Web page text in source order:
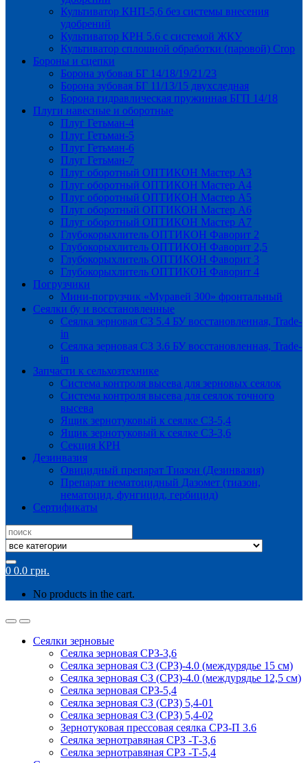
Культиватор КНП-5,6 без системы внесения
удобрений
Культиватор КРН 5.6 с системой ЖКУ
Культиватор сплошной обработки (паровой) Crop
Бороны и сцепки
Борона зубовая БГ 14/18/19/21/23
Борона зубовая БГ 11/13/15 двухследная
Борона гидравлическая пружинная БГП 14/18
Плуги навесные и оборотные
Плуг Гетьман-4
Плуг Гетьман-5
Плуг Гетьман-6
Плуг Гетьман-7
Плуг оборотный ОПТИКОН Мастер А3
Плуг оборотный ОПТИКОН Мастер А4
Плуг оборотный ОПТИКОН Мастер А5
Плуг оборотный ОПТИКОН Мастер А6
Плуг оборотный ОПТИКОН Мастер А7
Глубокорыхлитель ОПТИКОН Фаворит 2
Глубокорыхлитель ОПТИКОН Фаворит 2,5
Глубокорыхлитель ОПТИКОН Фаворит 3
Глубокорыхлитель ОПТИКОН Фаворит 4
Погрузчики
Мини-погрузчик «Муравей 300» фронтальный
Сеялки бу и восстановленные
Сеялка зерновая СЗ 5.4 БУ восстановленная, Trade-
in
Сеялка зерновая СЗ 3.6 БУ восстановленная, Trade-
in
Запчасти к сельхозтехнике
Система контроля высева для зерновых сеялок
Система контроля высева для сеялок точного
высева
Ящик зернотуковый к сеялке СЗ-5,4
Ящик зернотуковый к сеялке СЗ-3,6
Секция КРН
Дезинвазия
Овицидный препарат Тиазон (Дезинвазия)
Препарат нематоцидный Дазомет (тиазон,
нематоцид, фунгицид, гербицид)
Сертификаты
Search
for:
0 0.0 грн.
No products in the cart.
Сеялки зерновые
Сеялка зерновая СРЗ-3,6
Сеялка зерновая СЗ (СРЗ)-4.0 (междурядье 15 см)
Сеялка зерновая СЗ (СРЗ)-4.0 (междурядье 12,5 см)
Сеялка зерновая СРЗ-5,4
Сеялка зерновая СЗ (СРЗ) 5,4-01
Сеялка зерновая СЗ (СРЗ) 5,4-02
Зернотуковая прессовая сеялка СРЗ-П 3.6
Сеялка зернотравяная СРЗ -Т-3,6
Сеялка зернотравяная СРЗ -Т-5,4